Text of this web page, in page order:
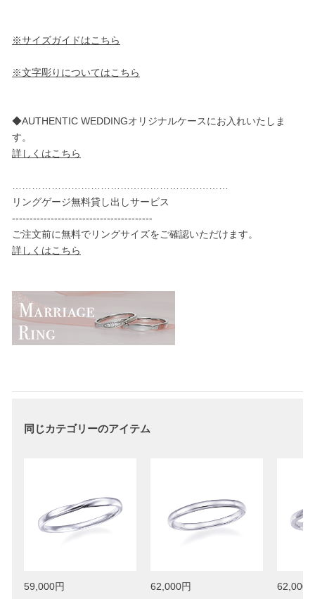
※サイズガイドはこちら
※文字彫りについてはこちら
◆AUTHENTIC WEDDINGオリジナルケースにお入れいたしま
す。
詳しくはこちら
リングゲージ無料貸し出しサービス
----------------------------------------
ご注文前に無料でリングサイズをご確認いただけます。
詳しくはこちら
同じカテゴリーのアイテム
59,000円 62,000円 62,000